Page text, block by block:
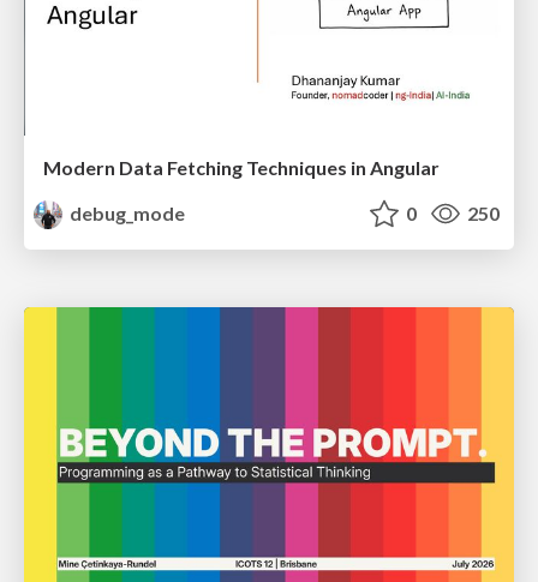
Modern Data Fetching Techniques in Angular
debug_mode
0 250